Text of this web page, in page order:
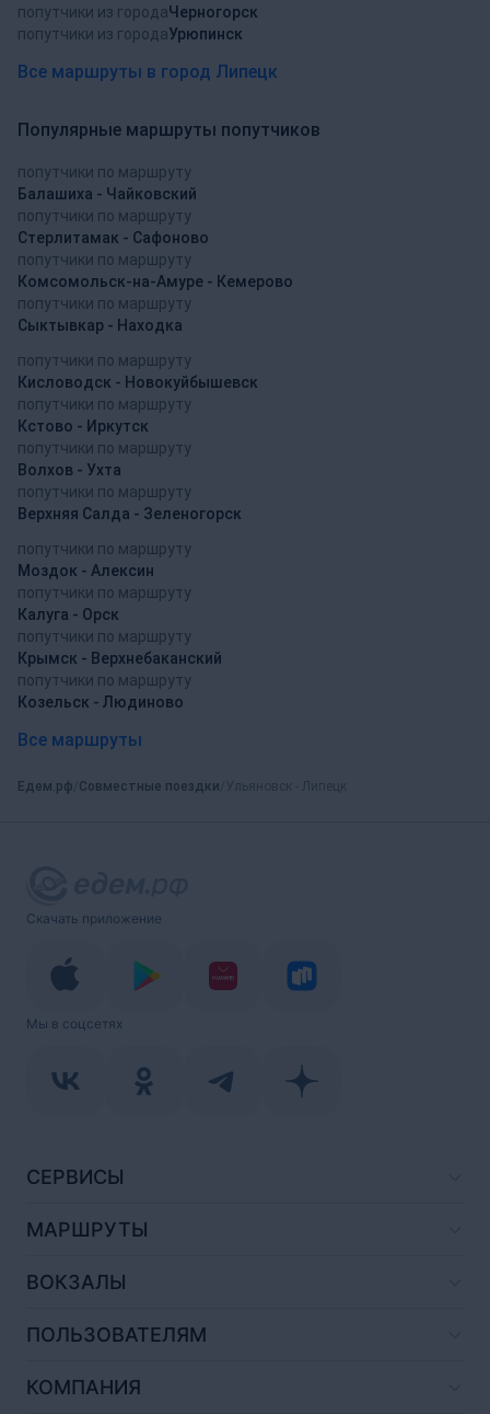
попутчики из городаЧерногорск
попутчики из городаУрюпинск
Все маршруты в город Липецк
Популярные маршруты попутчиков
попутчики по маршруту
Балашиха - Чайковский
попутчики по маршруту
Стерлитамак - Сафоново
попутчики по маршруту
Комсомольск-на-Амуре - Кемерово
попутчики по маршруту
Сыктывкар - Находка
попутчики по маршруту
Кисловодск - Новокуйбышевск
попутчики по маршруту
Кстово - Иркутск
попутчики по маршруту
Волхов - Ухта
попутчики по маршруту
Верхняя Салда - Зеленогорск
попутчики по маршруту
Моздок - Алексин
попутчики по маршруту
Калуга - Орск
попутчики по маршруту
Крымск - Верхнебаканский
попутчики по маршруту
Козельск - Людиново
Все маршруты
Едем.рф Совместные поездки
Скачать приложение
Мы в соцсетях
СЕРВИСЫ
МАРШРУТЫ
ВОКЗАЛЫ
ПОЛЬЗОВАТЕЛЯМ
КОМПАНИЯ